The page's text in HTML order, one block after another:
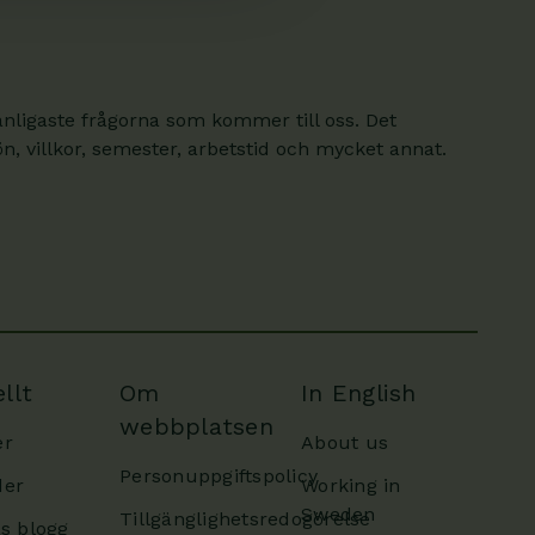
frågorna som kommer till oss. Det
villkor, semester, arbetstid och mycket annat.
blogg
Om
webbplatsen
Personuppgiftspolicy
Tillgänglighetsredogörelse
In English
About us
Working in
Sweden